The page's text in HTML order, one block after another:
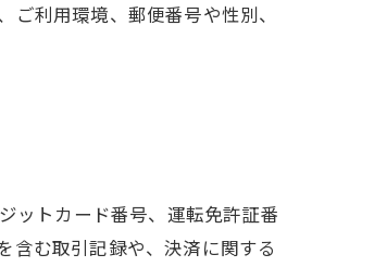
利用環境、郵便番号や性別、
ットカード番号、運転免許証番
含む取引記録や、決済に関する